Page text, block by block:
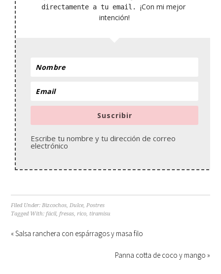
directamente a tu email. ¡Con mi mejor
intención!
Suscribir
Escribe tu nombre y tu dirección de correo
electrónico
Filed Under:Bizcochos,Dulce,Postres
Tagged With:fácil,fresas,rico, tiramisu
« Salsa ranchera con espárragos y masa filo
Panna cotta de coco y mango »